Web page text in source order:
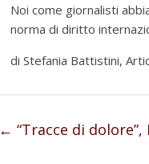
Noi come giornalisti
norma di diritto
di Stefania Battistini,
← “Tracce di